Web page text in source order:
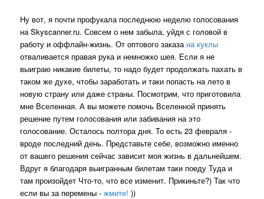
Ну вот, я почти профукала последнюю неделю голосования
на Skyscanner.ru. Совсем о нем забыла, уйдя с головой в
работу и оффлайн-жизнь. От оптового заказа на куклы
отваливается правая рука и немножко шея. Если я не
выиграю никакие билеты, то надо будет продолжать пахать в
таком же духе, чтобы заработать и таки попасть на лето в
новую страну или даже страны. Посмотрим, что приготовила
мне Вселенная. А вы можете помочь Вселенной принять
решение путем голосования или забивания на это
голосование. Осталось полтора дня. То есть 23 февраля -
вроде последний день. Представьте себе, возможно именно
от вашего решения сейчас зависит моя жизнь в дальнейшем.
Вдруг я благодаря выигранным билетам таки поеду Туда и
там произойдет Что-то, что все изменит. Прикиньте?) Так что
если вы за перемены -жмите! ))